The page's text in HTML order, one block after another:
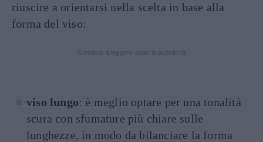
riuscire a orientarsi nella scelta in base alla
forma del viso:
viso lungo: è meglio optare per una tonalità
scura con sfumature più chiare sulle
lunghezze, in modo da bilanciare la forma